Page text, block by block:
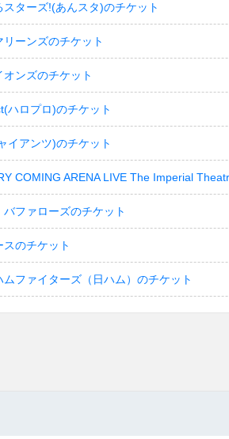
スターズ!(あんスタ)のチケット
ーンズのチケット
ンズのチケット
ハロプロ)のチケット
イアンツ)のチケット
COMING ARENA LIVE The Imperial
バファローズのチケット
スのチケット
ファイターズ（日ハム）のチケット